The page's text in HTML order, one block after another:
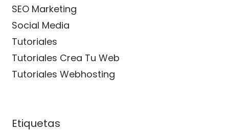
SEO Marketing
Social Media
Tutoriales
Tutoriales Crea Tu Web
Tutoriales Webhosting
Etiquetas